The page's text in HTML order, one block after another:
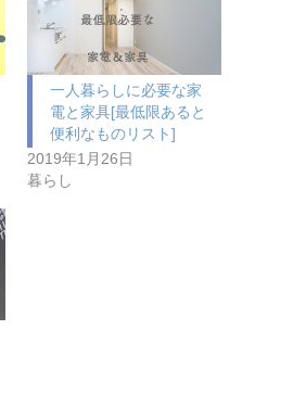
一人暮らしに必要な家
電と家具[最低限あると
便利なものリスト]
2019年1月26日
暮らし